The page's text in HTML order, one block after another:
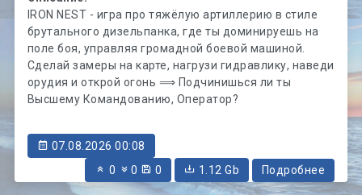
IRON NEST - игра про тяжёлую артиллерию в стиле
брутального дизельпанка, где ты доминируешь на
поле боя, управляя громадной боевой машиной.
Сделай замеры на карте, нагрузи гидравлику, наведи
орудия и открой огонь ⟹ Подчинишься ли ты
Высшему Командованию, Оператор?
07.08.2026 00:08
0
0 0 1.12 Gb Подробнее